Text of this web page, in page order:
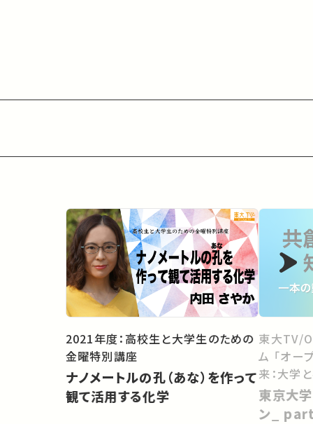
2021年度：高校生と大学生のための
金曜特別講座
ナノメートルの孔（あな）を作って
観て活用する化学
東大TV/
ム 「オー
来：大学
向けて」
東京大
ン_